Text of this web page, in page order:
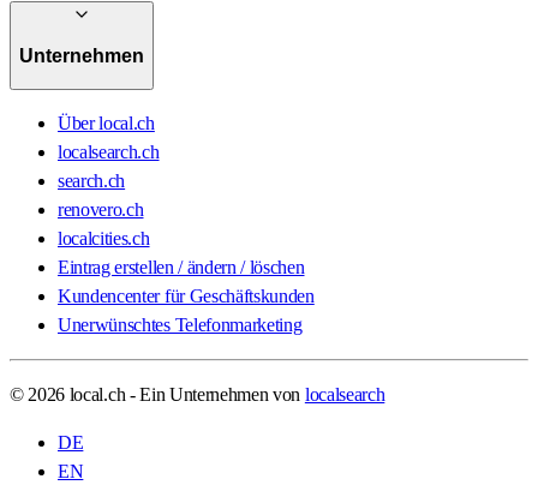
Unternehmen
Über local.ch
localsearch.ch
search.ch
renovero.ch
localcities.ch
Eintrag erstellen / ändern / löschen
Kundencenter für Geschäftskunden
Unerwünschtes Telefonmarketing
© 2026 local.ch - Ein Unternehmen von localsearch
DE
EN